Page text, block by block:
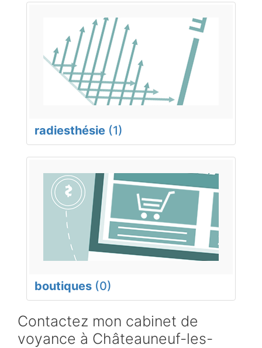
radiesthésie (1)
boutiques (0)
Contactez mon cabinet de
voyance à Châteauneuf-les-